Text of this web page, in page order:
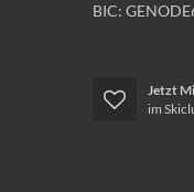
BIC:
Jetzt
im